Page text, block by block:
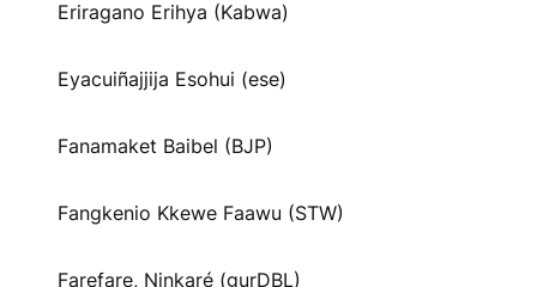
Eriragano Erihya (Kabwa)
Eyacuiñajjija Esohui (ese)
Fanamaket Baibel (BJP)
Fangkenio Kkewe Faawu (STW)
Farefare, Ninkaré (gurDBL)